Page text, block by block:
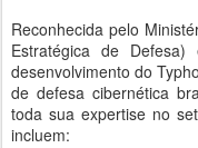
Reconhecida pelo
Estratégica de
desenvolvimento do
de defesa cibernética
toda sua expertise no
incluem: